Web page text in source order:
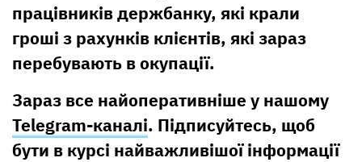
працівників держбанку, які крали
гроші з рахунків клієнтів, які зараз
перебувають в окупації.
Зараз все найоперативніше у нашому
Telegram-каналі. Підписуйтесь, щоб
бути в курсі найважливішої інформації